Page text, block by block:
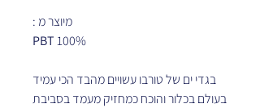
מיוצר מ :
100%
PBT
בגדי ים של טורבו עשויים מהבד הכי עמיד
בעולם בכלור והוכח כמחזיק מעמד בסביבת